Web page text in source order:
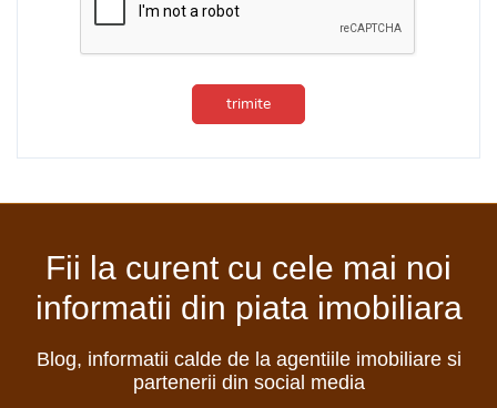
trimite
Fii la curent cu cele mai noi
informatii din piata imobiliara
Blog, informatii calde de la agentiile imobiliare si
partenerii din social media